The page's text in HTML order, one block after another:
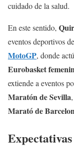
cuidado de la salud.
En este sentido,
eventos deportivos
MotoGP, donde
Eurobasket
extiende a eventos
Maratón de Sevilla
Marató de